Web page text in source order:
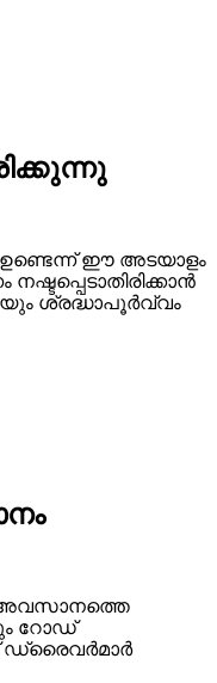
ഈ അടയാളം
ശ്രദ്ധാപൂർവ്വം
റോഡ്
ഡ്രൈവർമാർ